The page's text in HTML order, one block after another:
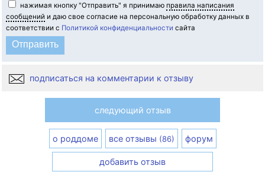
нажимая кнопку "Отправить" я принимаю правила написания
сообщений и даю свое согласие на персональную обработку данных в
соответствии с Политикой конфиденциальности сайта
подписаться на комментарии к отзыву
следующий отзыв
о роддоме все отзывы (86) форум
добавить отзыв